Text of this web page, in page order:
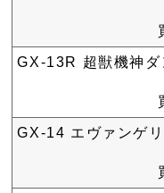
GX-13R 超獣機神ダ
GX-14 エヴァンゲ